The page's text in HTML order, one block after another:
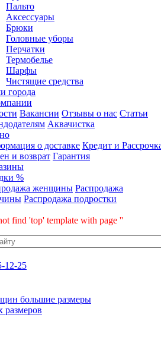
Пальто
Аксессуары
Брюки
Головные уборы
Перчатки
Термобелье
Шарфы
Чистящие средства
города
Вакансии Отзывы о нас Статьи
Аквачистка
о доставке Кредит и
и возврат Гарантия
%
женщины Распродажа
Распродажа подростки
find 'top' template with page ''
12-25
большие размеры
размеров